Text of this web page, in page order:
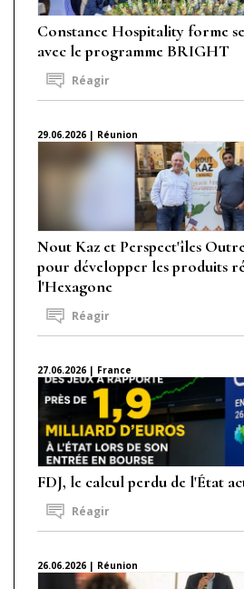
Constance Hospitality forme
avec le programme BRIGHT
Réagir
29.06.2026 | Réunion
Nout Kaz et Perspect'îles
pour développer les produits
l'Hexagone
Réagir
27.06.2026 | France
FDJ, le calcul perdu de l'État
Réagir
26.06.2026 | Réunion